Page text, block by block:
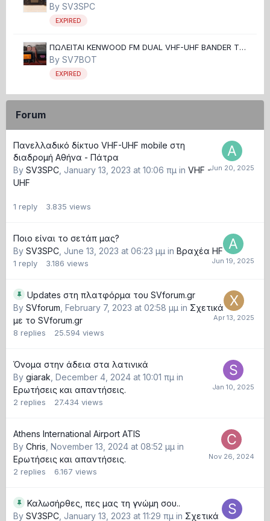
By SV3SPC
EXPIRED
ΠΩΛΕΙΤΑΙ KENWOOD FM DUAL VHF-UHF BANDER TM-
700
By SV7BOT
EXPIRED
Forum
Πανελλαδικό δίκτυο VHF-UHF mobile στη
διαδρομή Αθήνα - Πάτρα
By SV3SPC January 13, 2023 at 10:06 πμ in VHF -
UHF
1 reply 3.835 views
Ποιο είναι το σετάπ μας?
By SV3SPC June 13, 2023 at 06:23 μμ in Βραχέα HF
1 reply 3.186 views
Updates στη πλατφόρμα του SVforum.gr
By SVforum February 7, 2023 at 02:58 μμ in Σχετικά
με το SVforum.gr
8 replies 25.594 views
Όνομα στην άδεια στα λατινικά
By giarak December 4, 2024 at 10:01 πμ in
Ερωτήσεις και απαντήσεις.
2 replies 27.434 views
Athens International Airport ATIS
By Chris November 13, 2024 at 08:52 μμ in
Ερωτήσεις και απαντήσεις.
2 replies 6.167 views
Καλωσήρθες, πες μας τη γνώμη σου..
By SV3SPC January 13, 2023 at 11:29 πμ in Σχετικά